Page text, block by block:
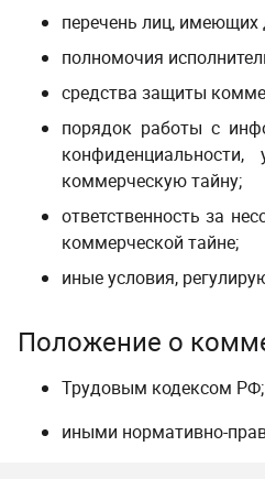
перечень лиц, имеющих
полномочия
средства защиты
порядок работы с
коммерческую тайну;
ответственность за
коммерческой тайне;
иные условия,
Положение о
Трудовым кодексом РФ;
иными нормативно-